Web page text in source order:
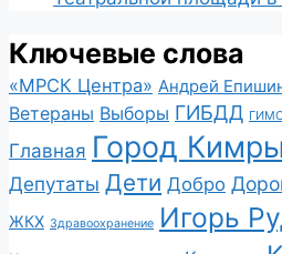
Ключевые слова
«МРСК Центра» Андрей
Ветераны Выборы ГИБДД
Главная Город Кимры
Депутаты Дети Добро
ЖКХ Здравоохранение Игорь